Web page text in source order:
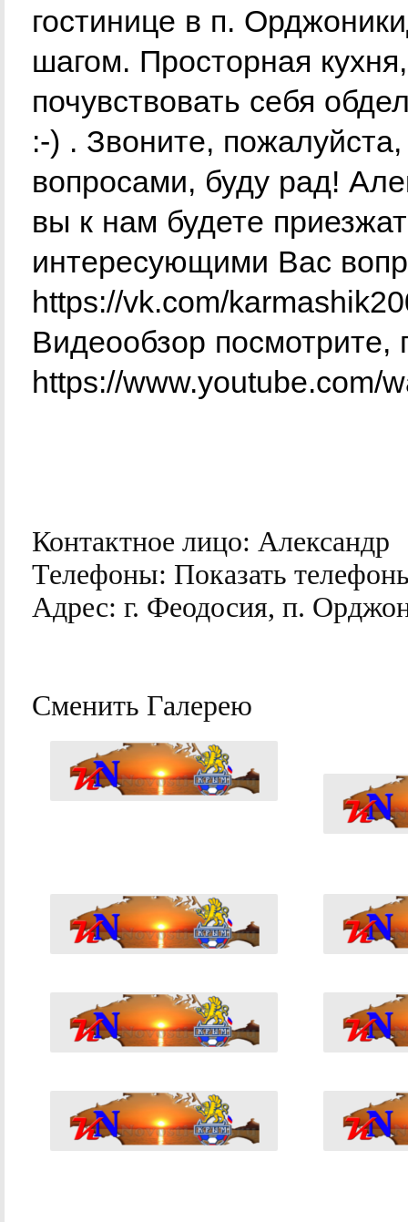
гостинице в п.
шагом. Просторная
почувствовать себя
:-) . Звоните,
вопросами, буду рад!
вы к нам будете
интересующими Вас
https://vk.com/
Видеообзор посмотрите,
https://www.youtube.com/
Контактное лицо: Александр
Телефоны: Показать
Адрес: г. Феодосия, п.
Сменить Галерею